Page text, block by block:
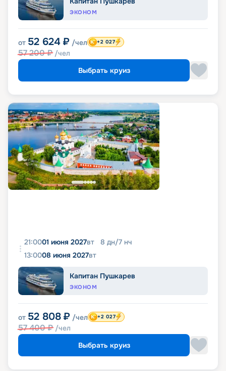
ЭКОНОМ
от 52 624 ₽ /чел
57 200₽ /чел
+2 027
Выбрать круиз
21:0001 июня 2027вт 8 дн/7 нч
13:0008 июня 2027вт
Капитан Пушкарев
ЭКОНОМ
от 52 808 ₽ /чел
57 400₽ /чел
+2 027
Выбрать круиз